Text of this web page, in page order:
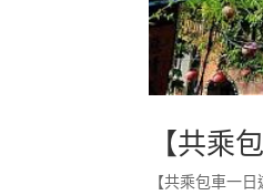
【共乘
【共乘包車一